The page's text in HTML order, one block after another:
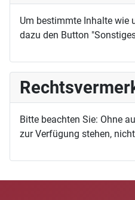
Um bestimmte Inhalte wie
dazu den Button
Bitte beachten Sie: Ohne
zur Verfügung stehen,